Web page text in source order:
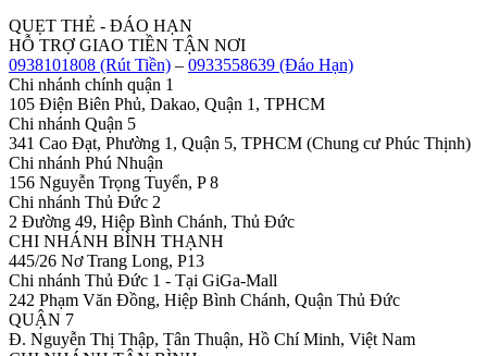
QUẸT THẺ - ĐÁO HẠN
HỖ TRỢ GIAO TIỀN TẬN NƠI
0938101808 (Rút Tiền) – 0933558639 (Đáo Hạn)
Chi nhánh chính quận 1
105 Điện Biên Phủ, Dakao, Quận 1, TPHCM
Chi nhánh Quận 5
341 Cao Đạt, Phường 1, Quận 5, TPHCM (Chung cư Phúc Thịnh)
Chi nhánh Phú Nhuận
156 Nguyễn Trọng Tuyển, P 8
Chi nhánh Thủ Đức 2
2 Đường 49, Hiệp Bình Chánh, Thủ Đức
CHI NHÁNH BÌNH THẠNH
445/26 Nơ Trang Long, P13
Chi nhánh Thủ Đức 1 - Tại GiGa-Mall
242 Phạm Văn Đồng, Hiệp Bình Chánh, Quận Thủ Đức
QUẬN 7
Đ. Nguyễn Thị Thập, Tân Thuận, Hồ Chí Minh, Việt Nam